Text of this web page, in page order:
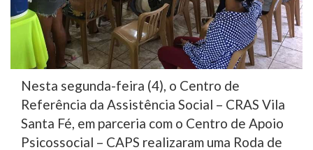
Nesta segunda-feira (4), o Centro de
Referência da Assistência Social – CRAS Vila
Santa Fé, em parceria com o Centro de Apoio
Psicossocial – CAPS realizaram uma Roda de